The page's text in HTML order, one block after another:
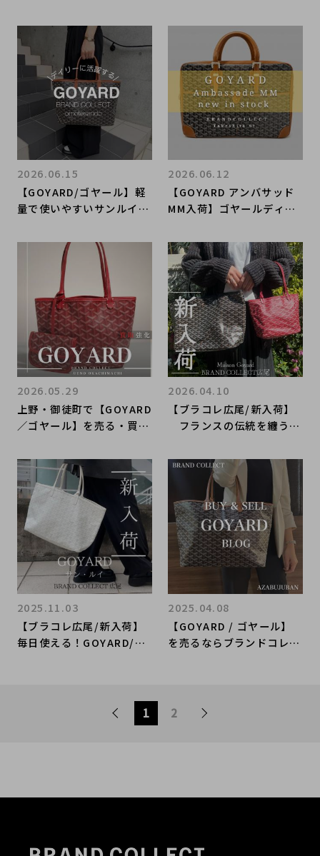
アイコンバッグ
のサンルイPM｜購入も買
取もブランドコレクト麻布
十番店にお任せください！
【GOYARD/ゴヤール】軽
量で使いやすいサンルイP
2026.06.15
【GOYARD アンバサッド
MM入荷】ゴヤールディン
が織りなす、エレガンスと
実用性を兼ね備えたブリー
フケース。原宿竹下通り店
でご紹介｜原宿エリアでブ
ランド買取も受付中
2026.06.12
上野・御徒町で【GOYARD
／ゴヤール】を売る・買う
御徒町店｜Saint Louis J
unior Red Tote Bag／サ
ンルイ ジュニア レッド ト
ートバッグ入荷｜Buy & S
ell Luxury in Ueno Tok
yo｜Tax-Free Availabl
e
2026.05.29
【ブラコレ広尾/新入荷】
フランスの伝統を纏う。
ル・サンルイ」で仕上げ
る、大人の洗練スタイル
2026.04.10
【ブラコレ広尾/新入荷】
毎日使える！GOYARD/ゴ
2025.11.03
【GOYARD / ゴヤール】
を売るならブランドコレク
2025.04.08
1 2